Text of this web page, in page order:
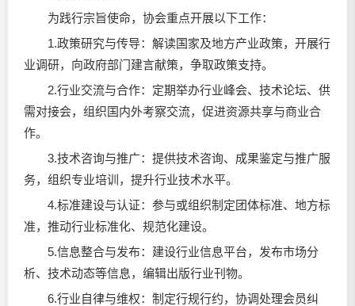
为践行宗旨使命，协会重点开展以下工作：
1.政策研究与传导：解读国家及地方产业政策，开展行
业调研，向政府部门建言献策，争取政策支持。
2.行业交流与合作：定期举办行业峰会、技术论坛、供
需对接会，组织国内外考察交流，促进资源共享与商业合
作。
3.技术咨询与推广：提供技术咨询、成果鉴定与推广服
务，组织专业培训，提升行业技术水平。
4.标准建设与认证：参与或组织制定团体标准、地方标
准，推动行业标准化、规范化建设。
5.信息整合与发布：建设行业信息平台，发布市场分
析、技术动态等信息，编辑出版行业刊物。
6.行业自律与维权：制定行规行约，协调处理会员纠